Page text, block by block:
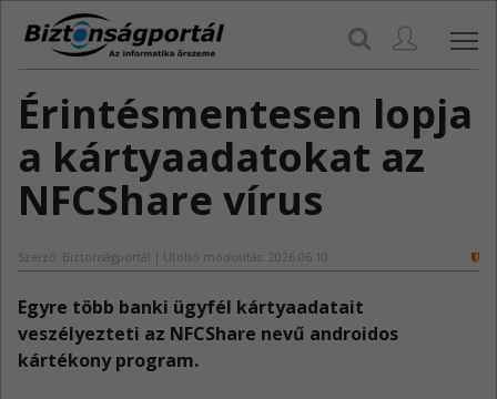
Érintésmentesen lopja
a kártyaadatokat az
NFCShare vírus
Szerző: Biztonságportál | Utolsó módosítás: 2026.06.10.
Egyre több banki ügyfél kártyaadatait
veszélyezteti az NFCShare nevű androidos
kártékony program.